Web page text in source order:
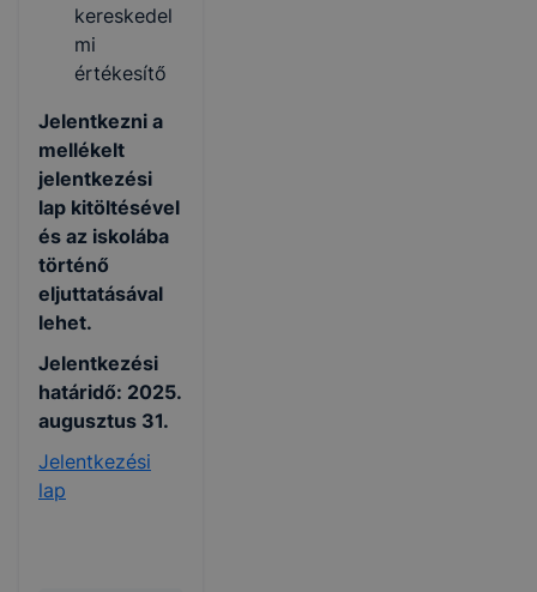
kereskedel
mi
értékesítő
Jelentkezni a
mellékelt
jelentkezési
lap kitöltésével
és az iskolába
történő
eljuttatásával
lehet.
Jelentkezési
határidő: 2025.
augusztus 31.
Jelentkezési
lap